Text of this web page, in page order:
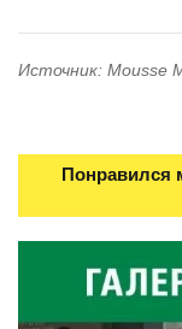
Источник: Mousse
Понравился